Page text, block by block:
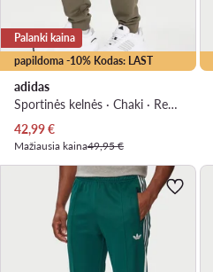
papildoma -10% Kodas: LAST
Palanki kaina
adidas
Sportinės kelnės · Chaki · Regular Fit
Dabartinė kaina
42,99€
Mažiausia kaina49,95 €